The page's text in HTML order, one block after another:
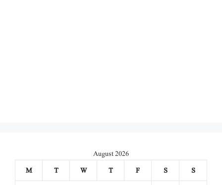
August 2026
M
T W T F S
S